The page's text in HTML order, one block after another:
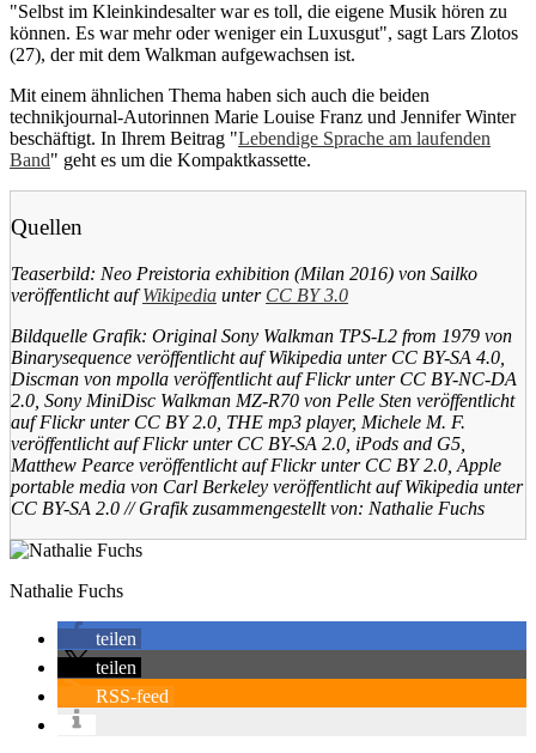
"Selbst im Kleinkindesalter war es toll, die eigene Musik hören zu
können. Es war mehr oder weniger ein Luxusgut", sagt Lars Zlotos
(27), der mit dem Walkman aufgewachsen ist.
Mit einem ähnlichen Thema haben sich auch die beiden
technikjournal-Autorinnen Marie Louise Franz und Jennifer Winter
beschäftigt. In Ihrem Beitrag "Lebendige Sprache am laufenden
Band" geht es um die Kompaktkassette.
Quellen
Teaserbild: Neo Preistoria exhibition (Milan 2016) von Sailko
veröffentlicht aufWikipedia unter CC BY 3.0
Bildquelle Grafik: Original Sony Walkman TPS-L2 from 1979 von
Binarysequence veröffentlicht auf Wikipedia unter CC BY-SA 4.0,
Discman von mpolla veröffentlicht auf Flickr unter CC BY-NC-DA
2.0, Sony MiniDisc Walkman MZ-R70 von Pelle Sten veröffentlicht
auf Flickr unter CC BY 2.0, THE mp3 player, Michele M. F.
veröffentlicht auf Flickr unter CC BY-SA 2.0, iPods and G5,
Matthew Pearce veröffentlicht auf Flickr unter CC BY 2.0, Apple
portable media von Carl Berkeley veröffentlicht auf Wikipedia unter
CC BY-SA 2.0 // Grafik zusammengestellt von: Nathalie Fuchs
Nathalie Fuchs
teilen
teilen
RSS-feed